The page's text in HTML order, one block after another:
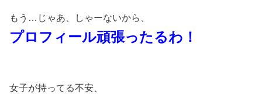
もう…じゃあ、しゃーないから、
プロフィール頑張ったるわ！
女子が持ってる不安、